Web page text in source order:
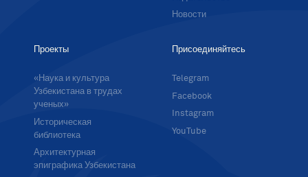
Новости
Проекты
«Наука и культура
Узбекистана в трудах
ученых»
Историческая
библиотека
Архитектурная
эпиграфика Узбекистана
Присоединяйтесь
Telegram
Facebook
Instagram
YouTube